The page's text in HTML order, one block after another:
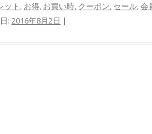
ット , お得, お買い時, クーポン, セール,会
: 2016年8月2日 |